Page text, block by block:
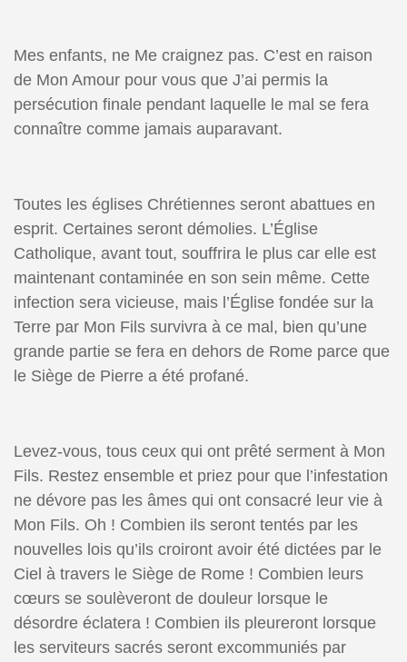
Mes enfants, ne Me craignez pas. C’est en raison
de Mon Amour pour vous que J’ai permis la
persécution finale pendant laquelle le mal se fera
connaître comme jamais auparavant.
Toutes les églises Chrétiennes seront abattues en
esprit. Certaines seront démolies. L’Église
Catholique, avant tout, souffrira le plus car elle est
maintenant contaminée en son sein même. Cette
infection sera vicieuse, mais l’Église fondée sur la
Terre par Mon Fils survivra à ce mal, bien qu’une
grande partie se fera en dehors de Rome parce que
le Siège de Pierre a été profané.
Levez-vous, tous ceux qui ont prêté serment à Mon
Fils. Restez ensemble et priez pour que l’infestation
ne dévore pas les âmes qui ont consacré leur vie à
Mon Fils. Oh ! Combien ils seront tentés par les
nouvelles lois qu’ils croiront avoir été dictées par le
Ciel à travers le Siège de Rome ! Combien leurs
cœurs se soulèveront de douleur lorsque le
désordre éclatera ! Combien ils pleureront lorsque
les serviteurs sacrés seront excommuniés par